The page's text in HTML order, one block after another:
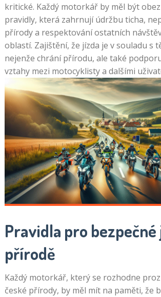
kritické. Každý motorkář by měl být
pravidly, která zahrnují údržbu ticha,
přírody a respektování ostatních
oblastí. Zajištění, že jízda je v souladu s
nejenže chrání přírodu, ale také
vztahy mezi motocyklisty a dalšími
Pravidla pro
přírodě
Každý motorkář, který se rozhodne
české přírody, by měl mít na paměti, že